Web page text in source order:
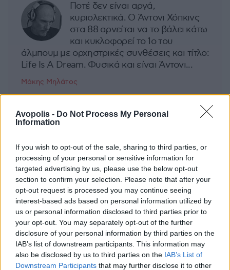
Avopolis - Do Not Process My Personal
Information
If you wish to opt-out of the sale, sharing to third parties, or
processing of your personal or sensitive information for
targeted advertising by us, please use the below opt-out
section to confirm your selection. Please note that after your
opt-out request is processed you may continue seeing
interest-based ads based on personal information utilized by
us or personal information disclosed to third parties prior to
your opt-out. You may separately opt-out of the further
disclosure of your personal information by third parties on the
IAB’s list of downstream participants. This information may
also be disclosed by us to third parties on the IAB’s List of
Downstream Participants that may further disclose it to other
Ποτέ δεν είναι αργά,
κυριολεκτικά. Ο Άντονι Χόπκινς
στα 88 αρνείται να το βάλει κάτω
και κυκλοφορεί το 1ο του
άλμπουμ με ορχηστρικές συνθέσεις και τίτλο:
Life Is A Dream. Φυσικά και είναι Άντονι...
Μάκης Μηλάτος